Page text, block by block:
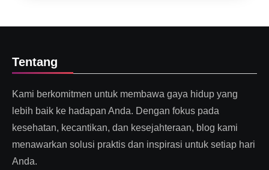
Tentang
Kami berkomitmen untuk membawa gaya hidup yang
lebih baik ke hadapan Anda. Dengan fokus pada
kesehatan, kecantikan, dan kesejahteraan, blog kami
menawarkan solusi praktis dan inspirasi untuk setiap hari
Anda.